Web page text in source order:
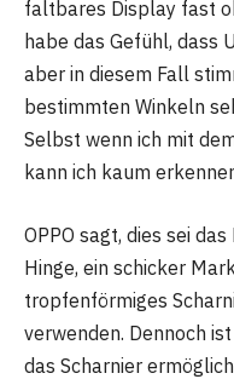
faltbares Display fast
habe das Gefühl, dass
aber in diesem Fall
bestimmten Winkeln
Selbst wenn ich mit
kann ich kaum
OPPO sagt, dies sei
Hinge, ein schicker
tropfenförmiges
verwenden. Dennoch
das Scharnier